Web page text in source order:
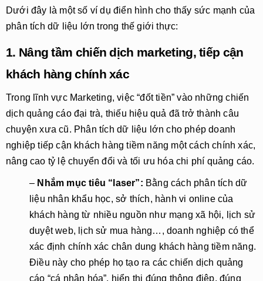
Dưới đây là một số ví dụ điển hình cho thấy sức mạnh của
phân tích dữ liệu lớn trong thế giới thực:
1. Nâng tầm chiến dịch marketing, tiếp cận
khách hàng chính xác
Trong lĩnh vực Marketing, việc “đốt tiền” vào những chiến
dịch quảng cáo đại trà, thiếu hiệu quả đã trở thành câu
chuyện xưa cũ. Phân tích dữ liệu lớn cho phép doanh
nghiệp tiếp cận khách hàng tiềm năng một cách chính xác,
nâng cao tỷ lệ chuyển đổi và tối ưu hóa chi phí quảng cáo.
– Nhắm mục tiêu “laser”: Bằng cách phân tích dữ
liệu nhân khẩu học, sở thích, hành vi online của
khách hàng từ nhiều nguồn như mạng xã hội, lịch sử
duyệt web, lịch sử mua hàng…, doanh nghiệp có thể
xác định chính xác chân dung khách hàng tiềm năng.
Điều này cho phép họ tạo ra các chiến dịch quảng
cáo “cá nhân hóa”, hiển thị đúng thông điệp, đúng